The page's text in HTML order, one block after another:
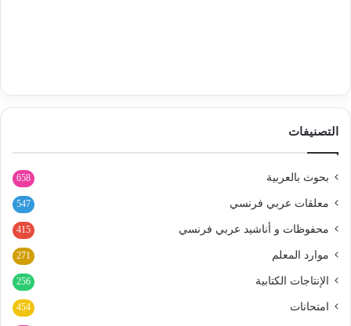
التصنيفات
بحوث بالعربية 658
معلقات عربي فرنسي 547
محفوظات و أناشيد عربي فرنسي 415
موارد المعلم 271
الإنتاجات الكتابية 256
امتحانات 454